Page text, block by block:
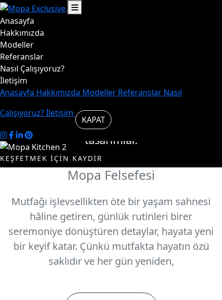
Anasayfa
Hakkımızda
Modeller
Referanslar
Nasıl Çalışıyoruz?
İletişim
Anasayfa Hakkımızda Modeller Referanslar Nasıl
Çalışıyoruz?İletişim
KAPAT
mutfakta
başlar.
Mutfakta şık ve özgün
tasarımlar.
Modelleri
İncele
Kimiz
KEŞFETMEK İÇİN KAYDIR
Mopa Felsefesi
Mutfağı işlevsellikten öte bir yaşam sahnesi
hâline getiren, günlük rutinleri birer
seremoniye dönüştüren detaylar, hayata yeni
bir keyif katar. Çünkü mutfakta hayatın özü
saklıdır ve her gün yeniden,